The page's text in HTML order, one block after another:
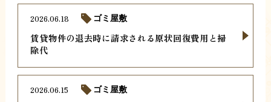
賃貸物件の退去時に請求される原状回復費用と掃
除代
2026.06.18 ゴミ屋敷
2026.06.15 ゴミ屋敷